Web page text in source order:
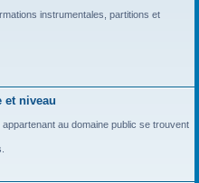
instrumentales, partitions et
et niveau
au domaine public se trouvent